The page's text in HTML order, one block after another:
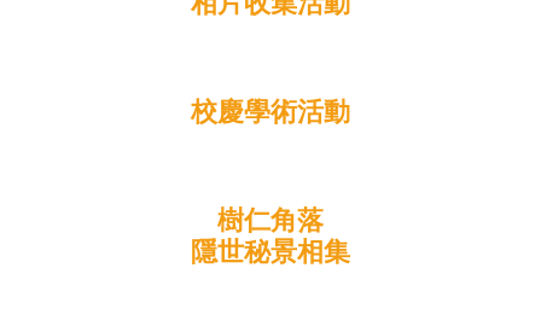
校慶學術活動
樹仁角落
隱世秘景相集